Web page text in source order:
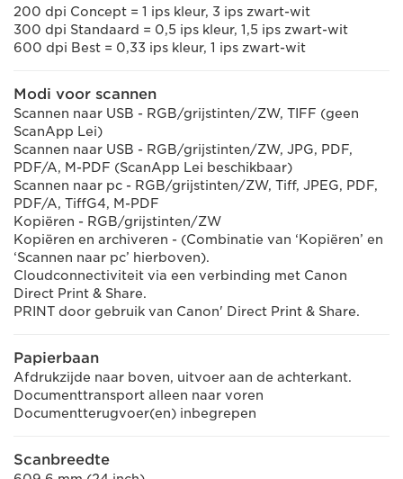
200 dpi Concept = 1 ips kleur, 3 ips zwart-wit
300 dpi Standaard = 0,5 ips kleur, 1,5 ips zwart-wit
600 dpi Best = 0,33 ips kleur, 1 ips zwart-wit
Modi voor scannen
Scannen naar USB - RGB/grijstinten/ZW, TIFF (geen
ScanApp Lei)
Scannen naar USB - RGB/grijstinten/ZW, JPG, PDF,
PDF/A, M-PDF (ScanApp Lei beschikbaar)
Scannen naar pc - RGB/grijstinten/ZW, Tiff, JPEG, PDF,
PDF/A, TiffG4, M-PDF
Kopiëren - RGB/grijstinten/ZW
Kopiëren en archiveren - (Combinatie van ‘Kopiëren’ en
‘Scannen naar pc’ hierboven).
Cloudconnectiviteit via een verbinding met Canon
Direct Print & Share.
PRINT door gebruik van Canon' Direct Print & Share.
Papierbaan
Afdrukzijde naar boven, uitvoer aan de achterkant.
Documenttransport alleen naar voren
Documentterugvoer(en) inbegrepen
Scanbreedte